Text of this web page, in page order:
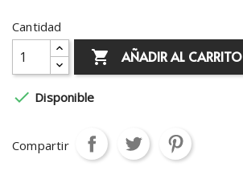
Cantidad
 AÑADIR AL CARRITO
 Disponible
Compartir